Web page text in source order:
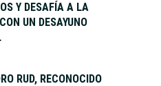
Y DESAFÍA A LA
UN DESAYUNO
RUD, RECONOCIDO